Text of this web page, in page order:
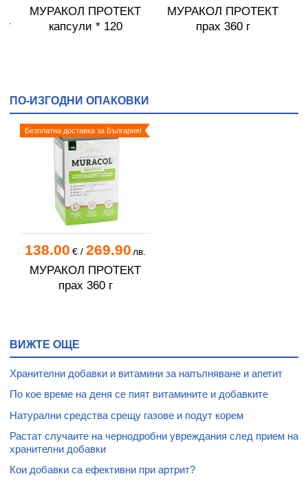
*
МУРАКОЛ ПРОТЕКТ
капсули * 120
МУРАКОЛ ПРОТЕКТ
прах 360 г
ПО-ИЗГОДНИ ОПАКОВКИ
138.00 €/ 269.90 лв.
МУРАКОЛ ПРОТЕКТ
прах 360 г
Безплатна доставка за България!
ВИЖТЕ ОЩЕ
Хранителни добавки и витамини за напълняване и апетит
По кое време на деня се пият витамините и добавките
Натурални средства срещу газове и подут корем
Растат случаите на чернодробни увреждания след прием на
хранителни добавки
Кои добавки са ефективни при артрит?